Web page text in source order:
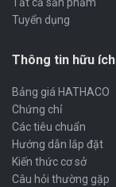
Tuyển dụng
Thông tin hữu ích
Bảng giá HATHACO
Chứng chỉ
Các tiêu chuẩn
Hướng dẫn lắp đặt
Kiến thức cơ sở
Câu hỏi thường gặp